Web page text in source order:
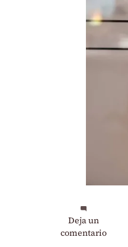
Deja un
comentario
en
¿Qué